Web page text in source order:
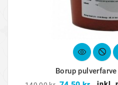
Borup